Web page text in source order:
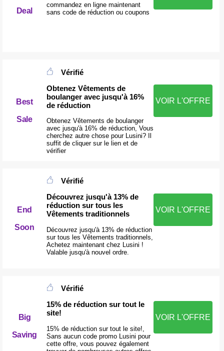
Deal
commandez en ligne maintenant
sans code de réduction ou coupons
Best
Sale
Vérifié
Obtenez Vêtements de
boulanger avec jusqu'à 16%
de réduction
Obtenez Vêtements de boulanger
avec jusqu'à 16% de réduction, Vous
cherchez autre chose pour Lusini? Il
suffit de cliquer sur le lien et de
vérifier
VOIR L'OFFRE
End
Soon
Vérifié
Découvrez jusqu'à 13% de
réduction sur tous les
Vêtements traditionnels
Découvrez jusqu'à 13% de réduction
sur tous les Vêtements traditionnels,
Achetez maintenant chez Lusini !
Valable jusqu'à nouvel ordre.
VOIR L'OFFRE
Big
Saving
Vérifié
15% de réduction sur tout le
site!
15% de réduction sur tout le site!,
Sans aucun code promo Lusini pour
cette offre, vous pouvez également
VOIR L'OFFRE